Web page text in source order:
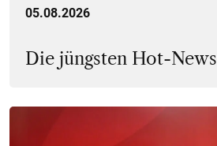
05.08.2026
Die jüngsten Hot-News